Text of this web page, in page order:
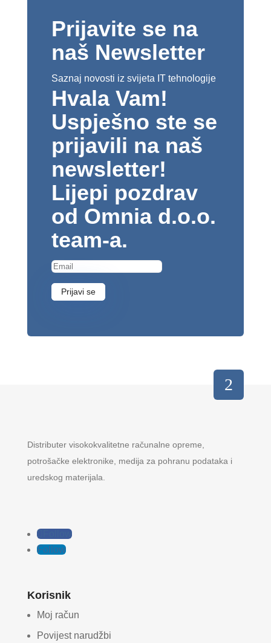
Prijavite se na
naš Newsletter
Saznaj novosti iz svijeta IT tehnologije
Hvala Vam!
Uspješno ste se
prijavili na naš
newsletter!
Lijepi pozdrav
od Omnia d.o.o.
team-a.
Prijavi se
Distributer visokokvalitetne računalne opreme,
potrošačke elektronike, medija za pohranu podataka i
uredskog materijala.
Follow
Follow
Korisnik
Moj račun
Povijest narudžbi